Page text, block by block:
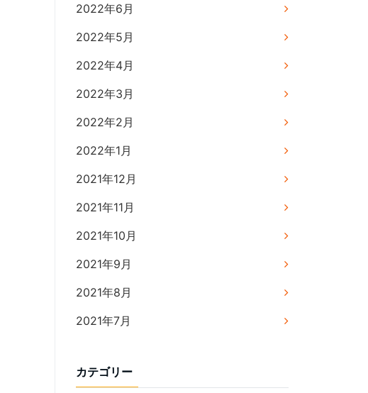
2022年6月
2022年5月
2022年4月
2022年3月
2022年2月
2022年1月
2021年12月
2021年11月
2021年10月
2021年9月
2021年8月
2021年7月
カテゴリー